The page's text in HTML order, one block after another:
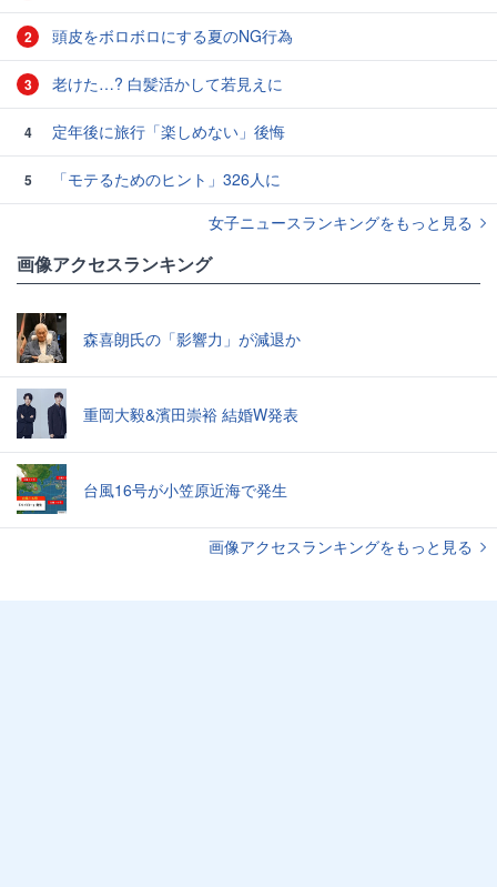
2 頭皮をボロボロにする夏のNG行為
3 老けた…? 白髪活かして若見えに
4 定年後に旅行「楽しめない」後悔
5
「モテるためのヒント」326人に
女子ニュースランキングをもっと見る
画像アクセスランキング
森喜朗氏の「影響力」が減退か
重岡大毅&濱田崇裕 結婚W発表
台風16号が小笠原近海で発生
画像アクセスランキングをもっと見る